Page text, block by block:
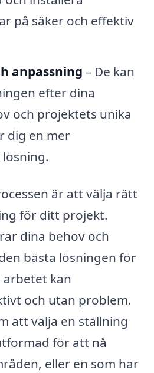
på säker och effektiv
anpassning – De kan
efter dina
och projektets unika
dig en mer
är att välja rätt
för ditt projekt.
dina behov och
bästa lösningen för
kan
och utan problem.
att välja en ställning
för att nå
eller en som har